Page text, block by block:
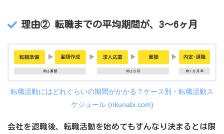
理由② 転職までの平均期間が、3～6ヶ月
転職活動にはどれぐらいの期間がかかる？ケース別・転職活動ス
ケジュール (rikunabi.com)
会社を退職後、転職活動を始めてもすんなり決まるとは限